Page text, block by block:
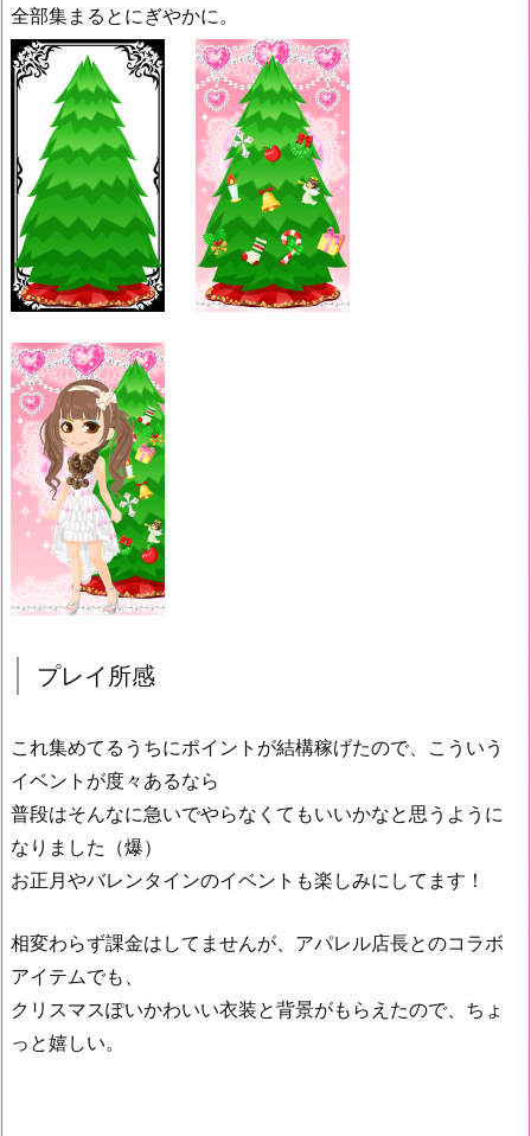
全部集まるとにぎやかに。
プレイ所感
これ集めてるうちにポイントが結構稼げたので、こういう
イベントが度々あるなら
普段はそんなに急いでやらなくてもいいかなと思うように
なりました（爆）
お正月やバレンタインのイベントも楽しみにしてます！
相変わらず課金はしてませんが、アパレル店長とのコラボ
アイテムでも、
クリスマスぽいかわいい衣装と背景がもらえたので、ちょ
っと嬉しい。